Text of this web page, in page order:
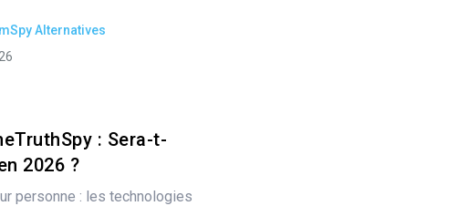
mSpy Alternatives
: Sera-t-
2026 ?
personne : les technologies